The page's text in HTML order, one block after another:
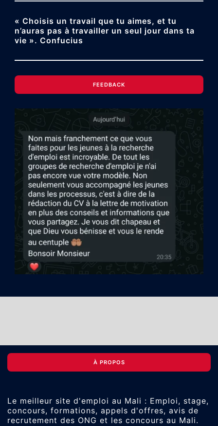
« Choisis un travail que tu aimes, et tu
n’auras pas à travailler un seul jour dans ta
vie ». Confucius
FEEDBACK
À PROPOS
Le meilleur site d'emploi au Mali : Emploi, stage,
concours, formations, appels d'offres, avis de
recrutement des ONG et les concours au Mali.